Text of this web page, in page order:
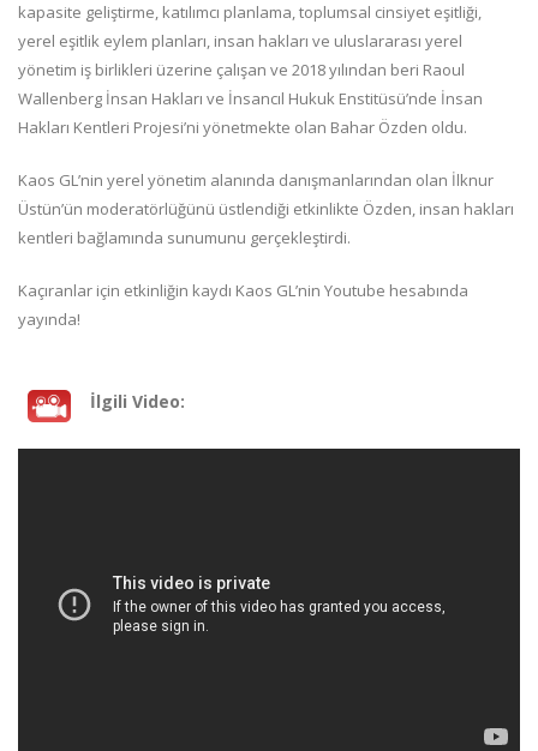
kapasite geliştirme, katılımcı planlama, toplumsal cinsiyet eşitliği,
yerel eşitlik eylem planları, insan hakları ve uluslararası yerel
yönetim iş birlikleri üzerine çalışan ve 2018 yılından beri Raoul
Wallenberg İnsan Hakları ve İnsancıl Hukuk Enstitüsü’nde İnsan
Hakları Kentleri Projesi’ni yönetmekte olan Bahar Özden oldu.
Kaos GL’nin yerel yönetim alanında danışmanlarından olan İlknur
Üstün’ün moderatörlüğünü üstlendiği etkinlikte Özden, insan hakları
kentleri bağlamında sunumunu gerçekleştirdi.
Kaçıranlar için etkinliğin kaydı Kaos GL’nin Youtube hesabında
yayında!
İlgili Video: